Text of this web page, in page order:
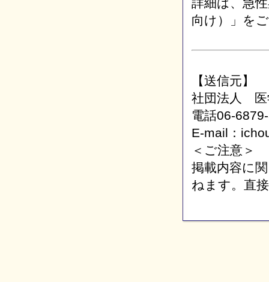
向け）」を
【送信元】
社団法人 医
電話06-
E-mail：
＜ご注意＞
掲載内容に
ねます。直